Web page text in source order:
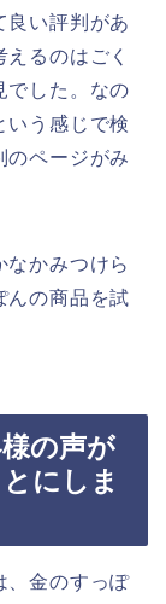
良い評判があ
るのはごく
でした。なの
う感じで検
のページがみ
なかみつけら
んの商品を試
の声が
にしま
、金のすっぽ